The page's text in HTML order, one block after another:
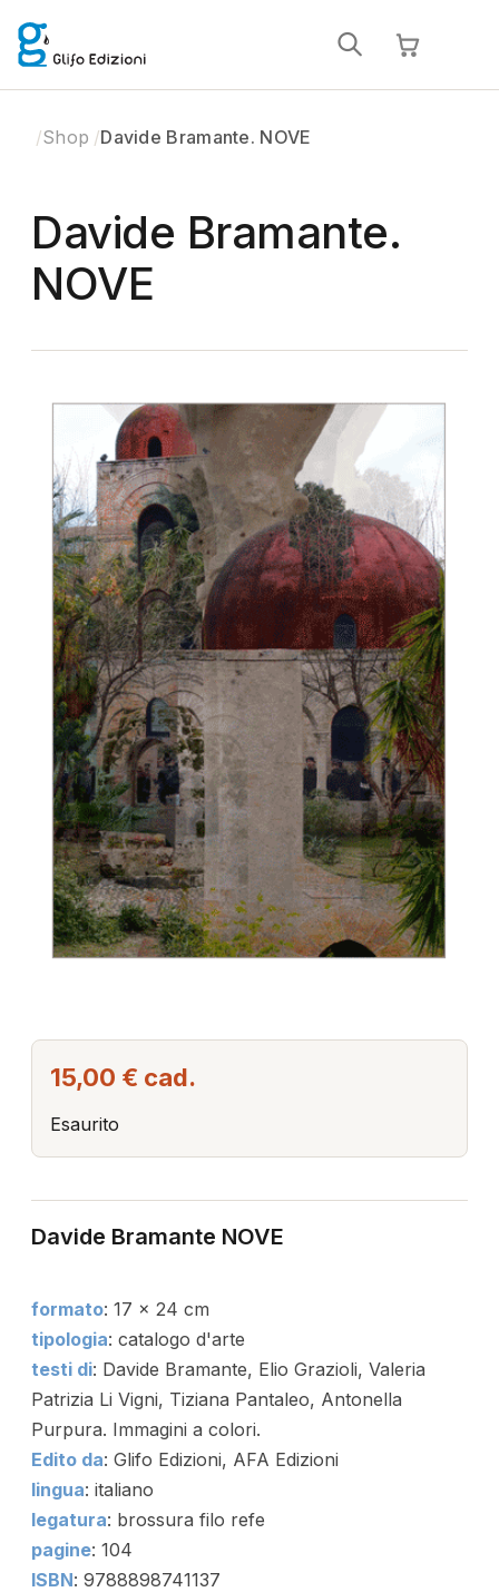
Shop Davide Bramante. NOVE
Davide Bramante.
NOVE
15,00 € cad.
Esaurito
Davide Bramante NOVE
formato: 17 x 24 cm
tipologia: catalogo d'arte
testi di: Davide Bramante, Elio Grazioli, Valeria
Patrizia Li Vigni, Tiziana Pantaleo, Antonella
Purpura. Immagini a colori.
Edito da: Glifo Edizioni, AFA Edizioni
lingua: italiano
legatura: brossura filo refe
pagine: 104
ISBN: 9788898741137